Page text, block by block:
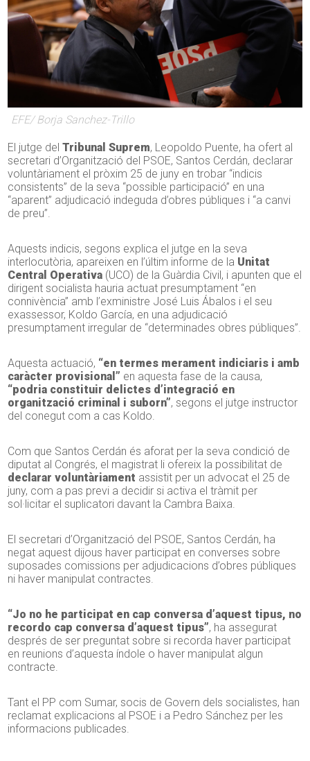
EFE/ Borja Sanchez-Trillo
El jutge delTribunal Suprem, Leopoldo Puente, ha ofert al
secretari d’Organització del PSOE, Santos Cerdán, declarar
voluntàriament el pròxim 25 de juny en trobar “indicis
consistents” de la seva “possible participació” en una
“aparent” adjudicació indeguda d’obres públiques i “a canvi
de preu”.
Aquests indicis, segons explica el jutge en la seva
interlocutòria, apareixen en l’últim informe de la Unitat
Central Operativa (UCO) de la Guàrdia Civil, i apunten que el
dirigent socialista hauria actuat presumptament “en
connivència” amb l’exministre José Luis Ábalos i el seu
exassessor, Koldo García, en una adjudicació
presumptament irregular de “determinades obres públiques”.
Aquesta actuació, “en termes merament indiciaris i amb
caràcter provisional” en aquesta fase de la causa,
“podria constituir delictes d’integració en
organització criminal i suborn”, segons el jutge instructor
del conegut com a cas Koldo.
Com que Santos Cerdán és aforat per la seva condició de
diputat al Congrés, el magistrat li ofereix la possibilitat de
declarar voluntàriament assistit per un advocat el 25 de
juny, com a pas previ a decidir si activa el tràmit per
sol·licitar el suplicatori davant la Cambra Baixa.
El secretari d’Organització del PSOE, Santos Cerdán, ha
negat aquest dijous haver participat en converses sobre
suposades comissions per adjudicacions d’obres públiques
ni haver manipulat contractes.
“Jo no he participat en cap conversa d’aquest tipus, no
recordo cap conversa d’aquest tipus”, ha assegurat
després de ser preguntat sobre si recorda haver participat
en reunions d’aquesta índole o haver manipulat algun
contracte.
Tant el PP com Sumar, socis de Govern dels socialistes, han
reclamat explicacions al PSOE i a Pedro Sánchez per les
informacions publicades.